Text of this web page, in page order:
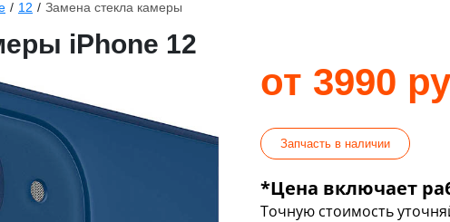
/ 12 / Замена стекла камеры
iPhone 12
от 3990
Запчасть в наличии
*Цена включает
Точную стоимость